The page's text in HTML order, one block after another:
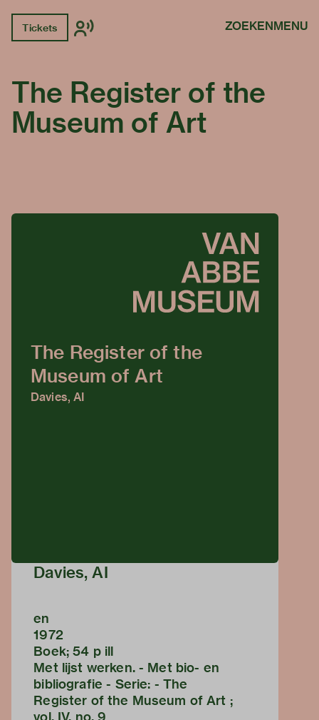
Tickets ZOEKENMENU
The Register of the
Museum of Art
The Register of the
Museum of Art
Davies, AI
Davies, AI
en
1972
Boek; 54 p ill
Met lijst werken. - Met bio- en
bibliografie - Serie: - The
Register of the Museum of Art ;